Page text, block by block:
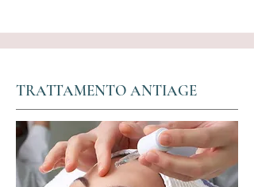
TRATTAMENTO ANTIAGE